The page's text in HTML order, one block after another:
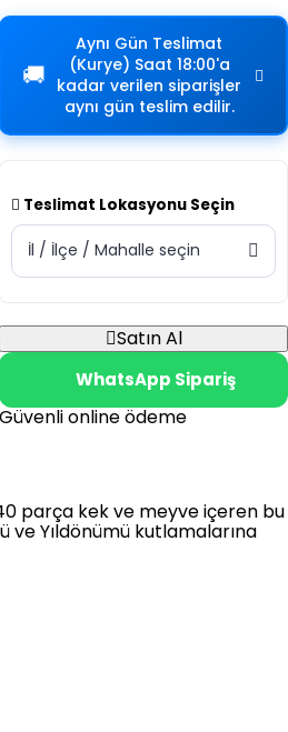
🚚
Aynı Gün Teslimat
(Kurye) Saat 18:00'a
kadar verilen siparişler
aynı gün teslim edilir.
Teslimat Lokasyonu Seçin
İl / İlçe / Mahalle seçin
Satın Al
WhatsApp Sipariş
Güvenli online ödeme
parça kek ve meyve içeren bu
ve Yıldönümü kutlamalarına